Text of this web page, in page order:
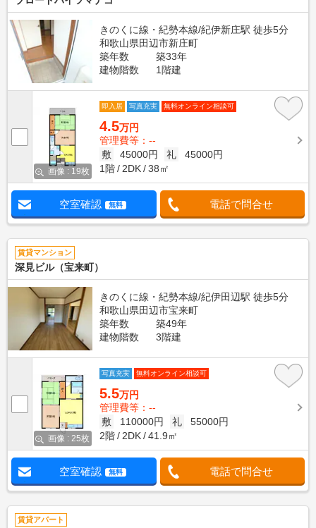
きのくに線・紀勢本線/紀伊新庄駅 徒歩5分
和歌山県田辺市新庄町
築年数
築33年
建物階数
1階建
画像 : 19枚
即入居 写真充実 無料オンライン相談可
4.5万円
管理費等：--
敷
45000円 礼
45000円
1階
2DK 38㎡
空室確認 無料 電話で問合せ
賃貸マンション
深見ビル（宝来町）
きのくに線・紀勢本線/紀伊田辺駅 徒歩5分
和歌山県田辺市宝来町
築年数
築49年
建物階数
3階建
画像 : 25枚
写真充実 無料オンライン相談可
5.5万円
管理費等：--
敷
110000円 礼
55000円
2階
2DK 41.9㎡
空室確認 無料 電話で問合せ
賃貸アパート